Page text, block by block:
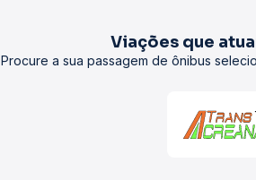
Viações que
Procure a sua passagem de ônibus